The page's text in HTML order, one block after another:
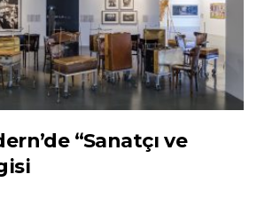
“Sanatçı ve